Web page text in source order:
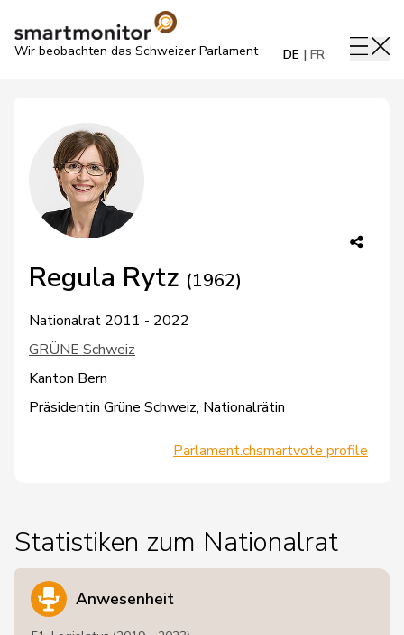
Wir beobachten das Schweizer Parlament DE FR
Regula Rytz (1962)
Nationalrat 2011 - 2022
GRÜNE Schweiz
Kanton Bern
Präsidentin Grüne Schweiz, Nationalrätin
Parlament.chsmartvote profile
Statistiken zum Nationalrat
Anwesenheit